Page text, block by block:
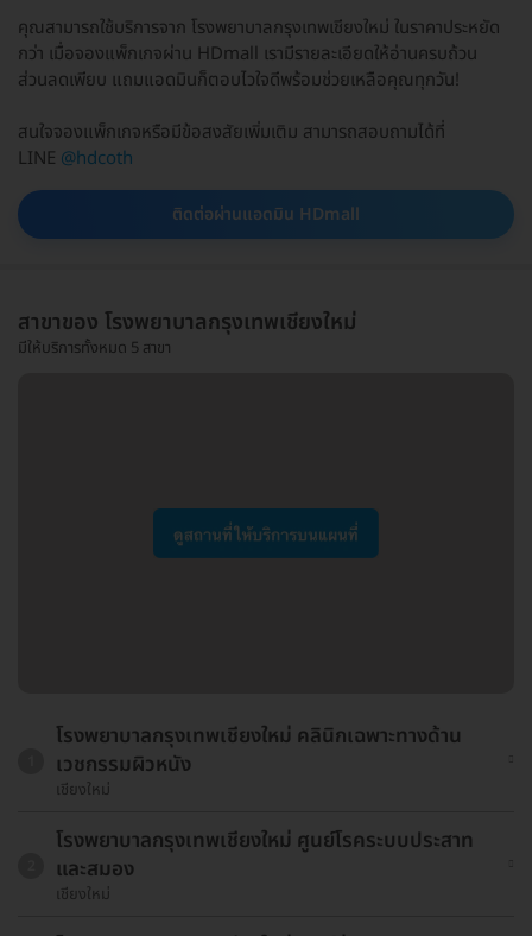
คุณสามารถใช้บริการจาก โรงพยาบาลกรุงเทพเชียงใหม่ ในราคาประหยัด
กว่า เมื่อจองแพ็กเกจผ่าน HDmall เรามีรายละเอียดให้อ่านครบถ้วน
ส่วนลดเพียบ แถมแอดมินก็ตอบไวใจดีพร้อมช่วยเหลือคุณทุกวัน!
สนใจจองแพ็กเกจหรือมีข้อสงสัยเพิ่มเติม สามารถสอบถามได้ที่
LINE @hdcoth
ติดต่อผ่านแอดมิน HDmall
สาขาของ โรงพยาบาลกรุงเทพเชียงใหม่
มีให้บริการทั้งหมด 5 สาขา
โรงพยาบาลกรุงเทพเชียงใหม่ คลินิกเฉพาะทางด้าน
เวชกรรมผิวหนัง
เชียงใหม่
โรงพยาบาลกรุงเทพเชียงใหม่ ศูนย์โรคระบบประสาท
และสมอง
เชียงใหม่